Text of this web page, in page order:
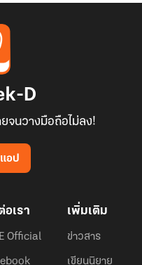
D
จนวางมือถือไม่ลง!
อป
อเรา
Official
เพิ่มเติม
ข่าวสาร
เขียนนิยาย